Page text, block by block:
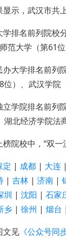
显示，武汉市共
学排名前列院校
范大学（第61
办大学排名前列
位）、武汉学院
立学院排名前列
湖北经济学院法
院校中，“双
定 | 成都 | 大连 |
| 吉林 | 济南 |
圳 | 沈阳 | 石家
乡 | 徐州 | 烟台 |
文见 《公众号同